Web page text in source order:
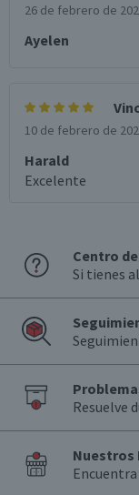
País de Origen
Aroma
Frutas negras
Graduación
Por Ley la venta
de 18 años.
Garantía Mínima
Válida hasta su
26 de febrero de
Ayelen
10 de febrero de
Harald
Excelente
Centro
Si tienes
Resuelve
Nuestros